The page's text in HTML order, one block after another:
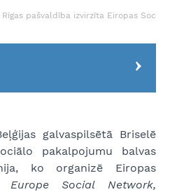
Rīgas pašvaldība izvirzīta Eiropas
galvaspilsētā Briselē
pakalpojumu balvas
ko organizē Eiropas
Europe Social Network,